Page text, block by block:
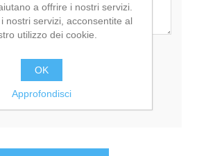
Valutazione:
a offrire i nostri servizi.
nostri servizi, acconsentite al
utilizzo dei cookie.
OK
Approfondisci